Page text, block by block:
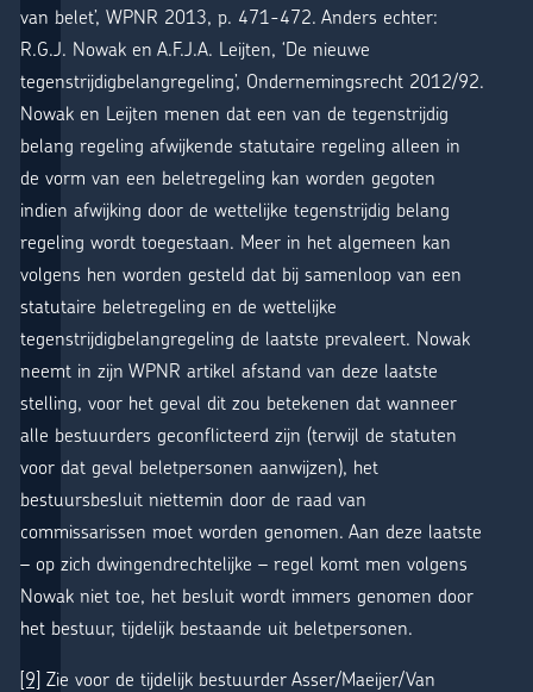
van belet’, WPNR 2013, p. 471-472. Anders echter:
R.G.J. Nowak en A.F.J.A. Leijten, ‘De nieuwe
tegenstrijdigbelangregeling’, Ondernemingsrecht 2012/92.
Nowak en Leijten menen dat een van de tegenstrijdig
belang regeling afwijkende statutaire regeling alleen in
de vorm van een beletregeling kan worden gegoten
indien afwijking door de wettelijke tegenstrijdig belang
regeling wordt toegestaan. Meer in het algemeen kan
volgens hen worden gesteld dat bij samenloop van een
statutaire beletregeling en de wettelijke
tegenstrijdigbelangregeling de laatste prevaleert. Nowak
neemt in zijn WPNR artikel afstand van deze laatste
stelling, voor het geval dit zou betekenen dat wanneer
alle bestuurders geconflicteerd zijn (terwijl de statuten
voor dat geval beletpersonen aanwijzen), het
bestuursbesluit niettemin door de raad van
commissarissen moet worden genomen. Aan deze laatste
– op zich dwingendrechtelijke – regel komt men volgens
Nowak niet toe, het besluit wordt immers genomen door
het bestuur, tijdelijk bestaande uit beletpersonen.
[9] Zie voor de tijdelijk bestuurder Asser/Maeijer/Van